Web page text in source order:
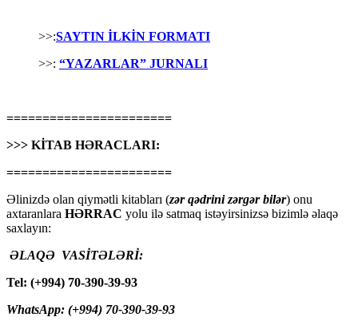
>>:SAYTIN İLKİN FORMATI
>>: “YAZARLAR” JURNALI
=======================
>>> KİTAB HƏRACLARI:
=======================
Əlinizdə olan qiymətli kitabları (zər qədrini zərgər bilər) onu
axtaranlara HƏRRAC yolu ilə satmaq istəyirsinizsə bizimlə əlaqə
saxlayın:
ƏLAQƏ VASİTƏLƏRİ:
Tel: (+994) 70-390-39-93
WhatsApp: (+994) 70-390-39-93